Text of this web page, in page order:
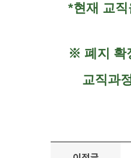
*현재 교
※ 폐지 확
교직과정